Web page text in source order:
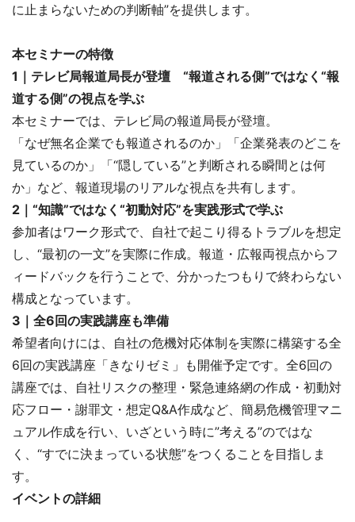
に止まらないための判断軸”を提供します。
本セミナーの特徴
1｜テレビ局報道局長が登壇 “報道される側”ではなく“報
道する側”の視点を学ぶ
本セミナーでは、テレビ局の報道局長が登壇。
「なぜ無名企業でも報道されるのか」「企業発表のどこを
見ているのか」「“隠している”と判断される瞬間とは何
か」など、報道現場のリアルな視点を共有します。
2｜“知識”ではなく“初動対応”を実践形式で学ぶ
参加者はワーク形式で、自社で起こり得るトラブルを想定
し、“最初の一文”を実際に作成。報道・広報両視点からフ
ィードバックを行うことで、分かったつもりで終わらない
構成となっています。
3｜全6回の実践講座も準備
希望者向けには、自社の危機対応体制を実際に構築する全
6回の実践講座「きなりゼミ」も開催予定です。全6回の
講座では、自社リスクの整理・緊急連絡網の作成・初動対
応フロー・謝罪文・想定Q&A作成など、簡易危機管理マニ
ュアル作成を行い、いざという時に”考える”のではな
く、“すでに決まっている状態”をつくることを目指しま
す。
イベントの詳細